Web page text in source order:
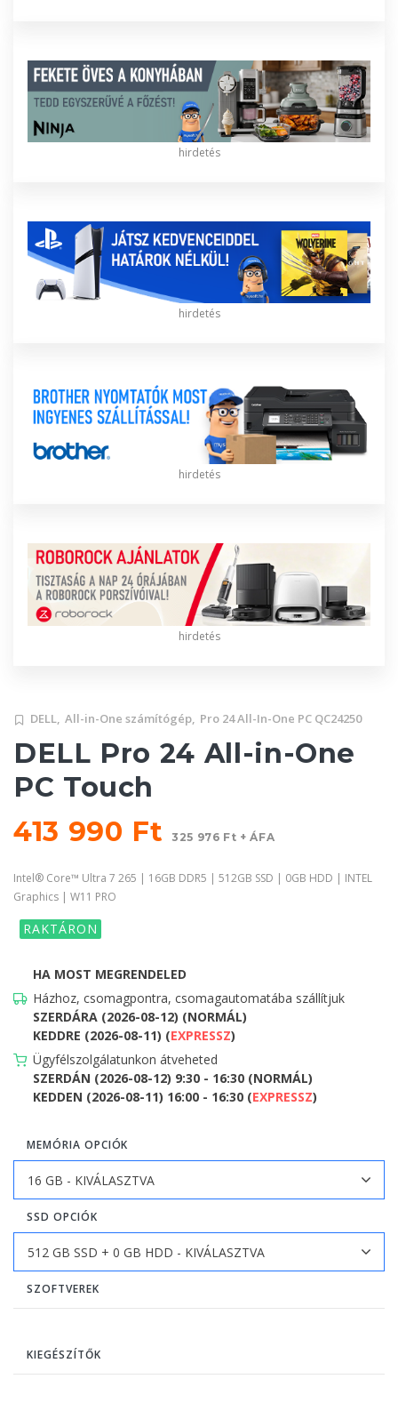
hirdetés
hirdetés
hirdetés
hirdetés
DELL, All-in-One számítógép, Pro 24 All-In-One PC QC24250
DELL Pro 24 All-in-One
PC Touch
413 990 Ft
325 976 Ft + ÁFA
Intel® Core™ Ultra 7 265 | 16GB DDR5 | 512GB SSD | 0GB HDD | INTEL
Graphics | W11 PRO
RAKTÁRON
HA MOST MEGRENDELED
Házhoz, csomagpontra, csomagautomatába szállítjuk
SZERDÁRA (2026-08-12) (NORMÁL)
KEDDRE (2026-08-11) (EXPRESSZ)
Ügyfélszolgálatunkon átveheted
SZERDÁN (2026-08-12) 9:30 - 16:30 (NORMÁL)
KEDDEN (2026-08-11) 16:00 - 16:30 (EXPRESSZ)
MEMÓRIA OPCIÓK
SSD OPCIÓK
SZOFTVEREK
KIEGÉSZÍTŐK